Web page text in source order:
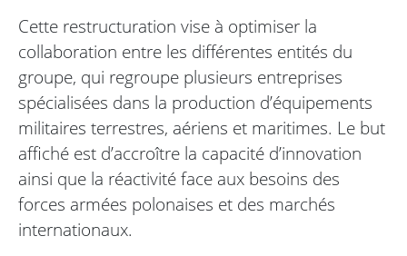
Cette restructuration vise à optimiser la
collaboration entre les différentes entités du
groupe, qui regroupe plusieurs entreprises
spécialisées dans la production d’équipements
militaires terrestres, aériens et maritimes. Le but
affiché est d’accroître la capacité d’innovation
ainsi que la réactivité face aux besoins des
forces armées polonaises et des marchés
internationaux.